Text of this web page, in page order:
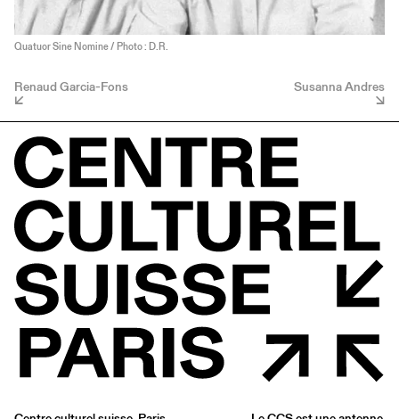
Quatuor Sine Nomine / Photo : D.R.
Renaud Garcia-Fons Susanna Andres